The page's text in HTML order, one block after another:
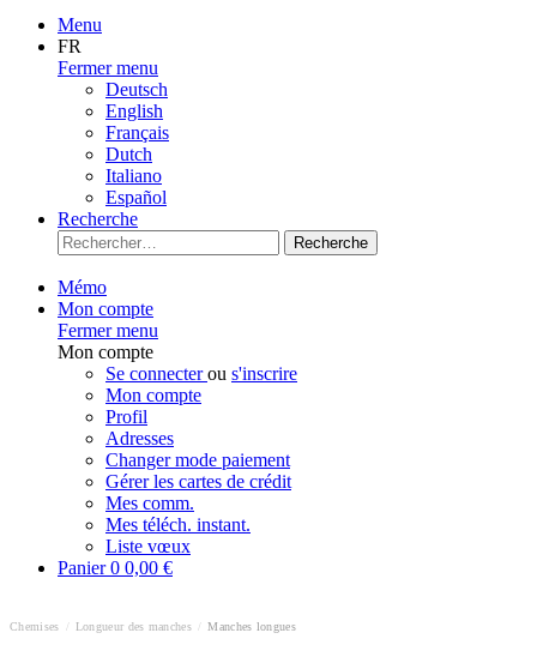
Menu
FR
Fermer menu
Deutsch
English
Français
Dutch
Italiano
Español
Recherche
Recherche
Mémo
Mon compte
Fermer menu
Mon compte
Se connecterou s'inscrire
Mon compte
Profil
Adresses
Changer mode paiement
Gérer les cartes de crédit
Mes comm.
Mes téléch. instant.
Liste vœux
Panier0 0,00 €
Chemises Longueur des manches Manches longues